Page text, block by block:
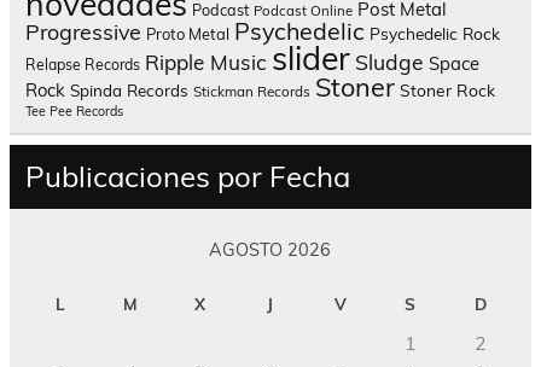
Podcast Podcast Online Post Metal
Progressive Proto Metal Psychedelic Psychedelic Rock
Relapse Records Ripple Music slider Sludge Space
Rock Spinda Records Stickman Records Stoner Stoner Rock
Tee Pee Records
Publicaciones por Fecha
AGOSTO 2026
L M X J V S D
1
2